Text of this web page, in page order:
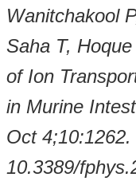
Wanitchakool
Saha T,
of Ion
in Murine
Oct 4;10:1262.
10.3389/